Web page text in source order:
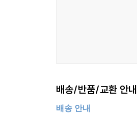
것으로 보았다.
배송/반품/교환 안내
배송 안내